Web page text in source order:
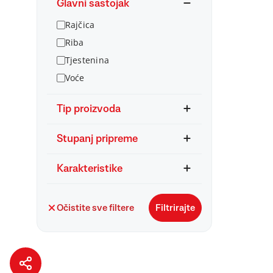
Glavni sastojak
Rajčica
Riba
Tjestenina
Voće
Tip proizvoda
Stupanj pripreme
Karakteristike
Očistite sve filtere Filtrirajte